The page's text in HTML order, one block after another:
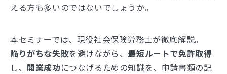
える方も多いのではないでしょうか。
本セミナーでは、現役社会保険労務士が徹底解説。
陥りがちな失敗を避けながら、 最短ルートで免許取得
し、 開業成功につなげるための知識を、申請書類の記